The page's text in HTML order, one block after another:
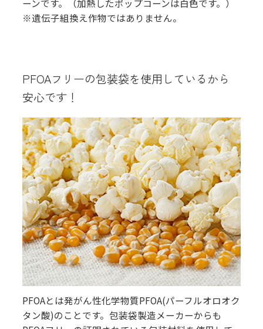
ーンです。（加熱したポップコーンは白色です。）
※遺伝子組換え作物ではありません。
PFOAフリーの包装袋を使用しているから
安心です！
PFOAとは発がん性化学物質PFOA(パーフルオロオク
タン酸)のことです。包装袋製造メーカーからも